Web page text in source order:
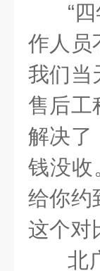
“
作人员
我们当
售后工
解决了
钱没收
给你约
这个对
北